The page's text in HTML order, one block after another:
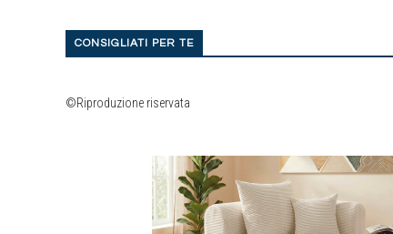
CONSIGLIATI PER TE
©Riproduzione riservata